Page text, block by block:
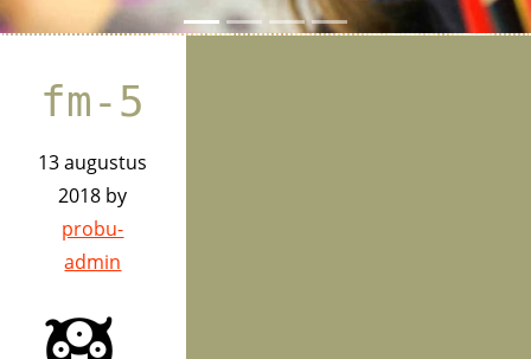
fm-5
13 augustus
2018 by
probu-
admin